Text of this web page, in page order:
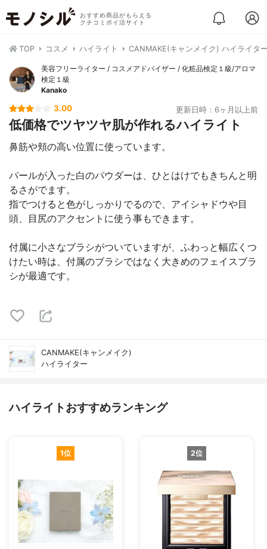
おすすめ商品がもらえる
クチコミポイ活サイト
TOP コスメ ハイライト CANMAKE(キャンメイク) ハイライタ
美容フリーライター / コスメアドバイザー / 化粧品検定１級/アロマ
検定１級
Kanako
3.00 更新日時：6ヶ月以上前
低価格でツヤツヤ肌が作れるハイライト
鼻筋や頬の高い位置に使っています。
パールが入った白のパウダーは、ひとはけでもきちんと明
るさがでます。
指でつけると色がしっかりでるので、アイシャドウや目
頭、目尻のアクセントに使う事もできます。
付属に小さなブラシがついていますが、ふわっと幅広くつ
けたい時は、付属のブラシではなく大きめのフェイスブラ
シが最適です。
CANMAKE(キャンメイク)
ハイライター
ハイライトおすすめランキング
1位 2位